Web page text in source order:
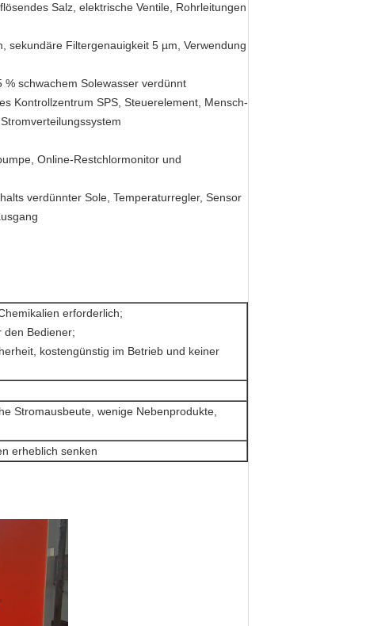
Salz, elektrische Ventile, Rohrleitungen
sekundäre Filtergenauigkeit 5 µm, Verwendung
schwachem Solewasser verdünnt
Kontrollzentrum SPS, Steuerelement, Mensch-
Online-Restchlormonitor und
verdünnter Sole, Temperaturregler, Sensor
erforderlich;
den Bediener;
kostengünstig im Betrieb und keiner
Stromausbeute, wenige Nebenprodukte,
erheblich senken